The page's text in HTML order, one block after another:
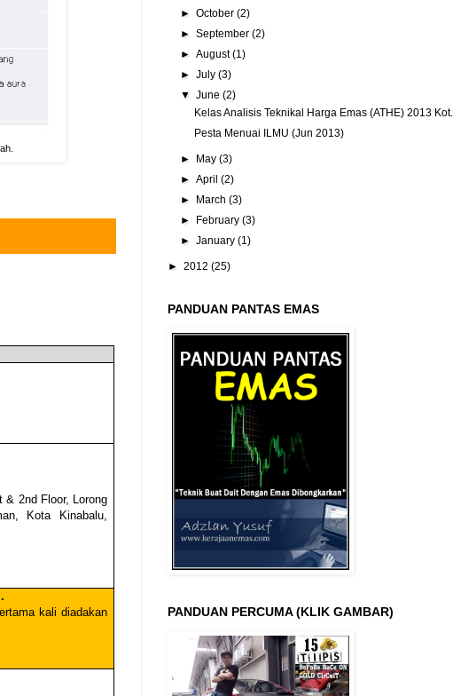
& 2nd Floor, Lorong
Kota Kinabalu,
kali diadakan
►October(2)
►September(2)
►August(1)
►July(3)
▼June(2)
Kelas Analisis Teknikal Harga Emas (ATHE) 2013 Kot...
Pesta Menuai ILMU (Jun 2013)
► May(3)
►April(2)
► March(3)
► February(3)
►January(1)
► 2012 (25)
PANDUAN PANTAS EMAS
PANDUAN PERCUMA (KLIK GAMBAR)